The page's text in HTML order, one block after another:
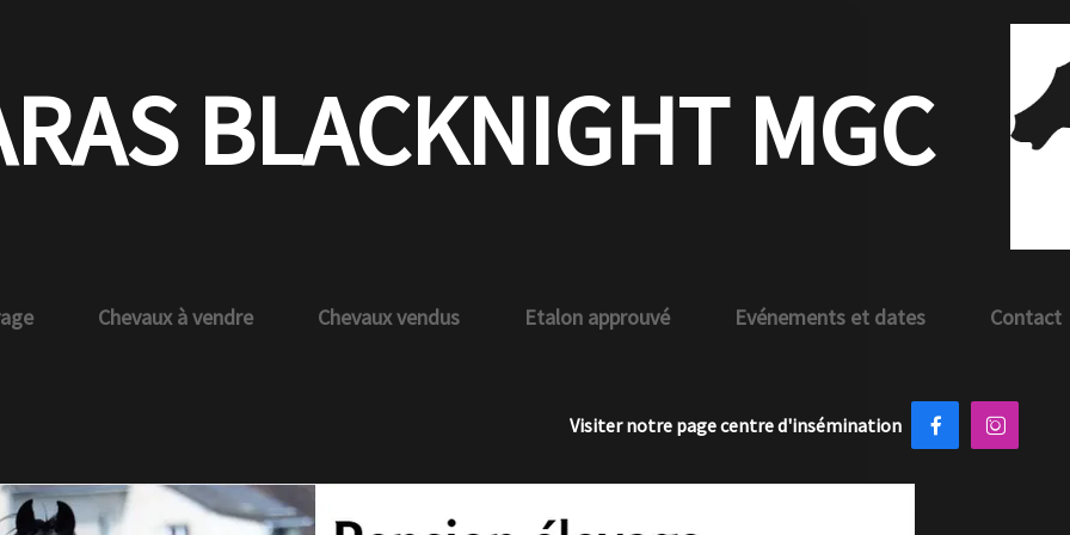
à vendre Chevaux vendus Etalon approuvé Evénements et dates Contact
BLACKNIGHT MGC
 
Visiter notre page centre d'insémination